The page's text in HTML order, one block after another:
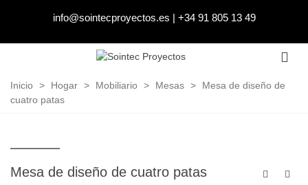
info@sointecproyectos.es | +34 91 805 13 49
Inicio > Hogar > Mobiliario > Mesas >
Mesa de diseño de
cuatro patas
Mesa de diseño de cuatro patas